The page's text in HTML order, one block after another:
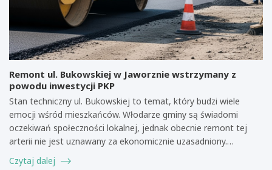
Remont ul. Bukowskiej w Jaworznie wstrzymany z
powodu inwestycji PKP
Stan techniczny ul. Bukowskiej to temat, który budzi wiele
emocji wśród mieszkańców. Włodarze gminy są świadomi
oczekiwań społeczności lokalnej, jednak obecnie remont tej
arterii nie jest uznawany za ekonomicznie uzasadniony.…
Czytaj dalej